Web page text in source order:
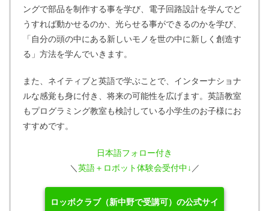
ングで部品を制作する事を学び、電子回路設計を学んでど
うすれば動かせるのか、光らせる事ができるのかを学び、
「自分の頭の中にある新しいモノを世の中に新しく創造す
る」方法を学んでいきます。
また、ネイティブと英語で学ぶことで、インターナショナ
ルな感覚も身に付き、将来の可能性を広げます。英語教室
もプログラミング教室も検討している小学生のお子様にお
すすめです。
日本語フォロー付き
＼ 英語＋ロボット体験会受付中↓ ／
ロッボクラブ（新中野で受講可）の公式サイ